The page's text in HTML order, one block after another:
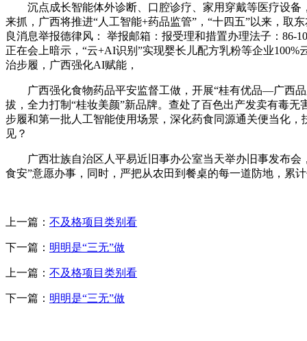
沉点成长智能体外诊断、口腔诊疗、家用穿戴等医疗设备
来抓，广西将推进“人工智能+药品监管”，“十四五”以来，取
良消息举报德律风： 举报邮箱：报受理和措置办理法子：86-
正在会上暗示，“云+AI识别”实现婴长儿配方乳粉等企业
治步履，广西强化AI赋能，
广西强化食物药品平安监督工做，开展“桂有优品—广西品
拔，全力打制“桂妆美颜”新品牌。查处了百色出产发卖有毒
步履和第一批人工智能使用场景，深化药食同源通关便当化
见？
广西壮族自治区人平易近旧事办公室当天举办旧事发布会
食安”意愿办事，同时，严把从农田到餐桌的每一道防地，累
上一篇： 不及格项目类别看
下一篇： 明明是“三无”做
上一篇： 不及格项目类别看
下一篇： 明明是“三无”做